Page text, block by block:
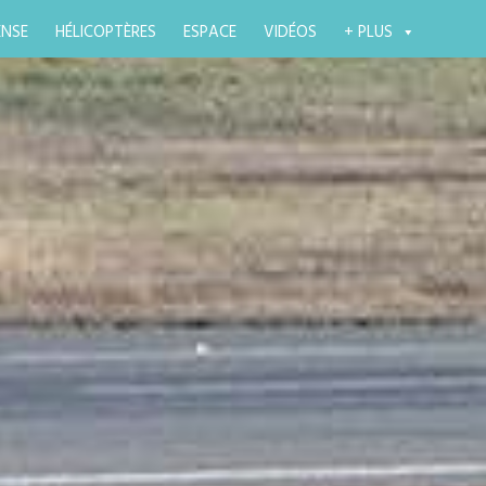
HÉLICOPTÈRES ESPACE VIDÉOS + PLUS